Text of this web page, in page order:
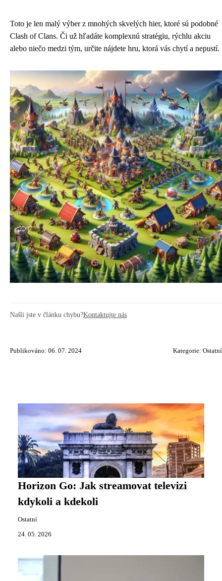
Toto je len malý výber z mnohých skvelých hier, ktoré sú podobné
Clash of Clans. Či už hľadáte komplexnú stratégiu, rýchlu akciu
alebo niečo medzi tým, určite nájdete hru, ktorá vás chytí a nepustí.
Našli jste v článku chybu?Kontaktujte nás
Publikováno: 06. 07. 2024 Kategorie: Ostatní
Horizon Go: Jak streamovat televizi
kdykoli a kdekoli
Ostatní
24. 05. 2026